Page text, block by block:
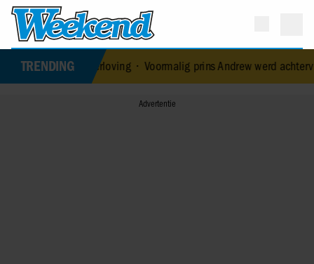
TRENDING
verloving• Voormalig prins Andrew werd achtervolgd door